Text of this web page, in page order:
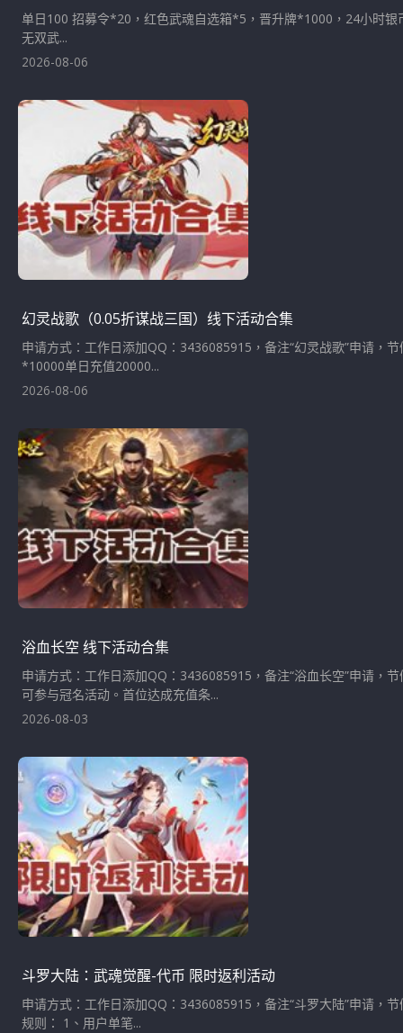
单日100 招募令*20，红色武魂自选箱*5，晋升牌*1000，24小时
无双武...
2026-08-06
幻灵战歌（0.05折谋战三国）线下活动合集
申请方式：工作日添加QQ：3436085915，备注“幻灵战歌”申请，
*10000单日充值20000...
2026-08-06
浴血长空 线下活动合集
申请方式：工作日添加QQ：3436085915，备注“浴血长空”申请，
可参与冠名活动。首位达成充值条...
2026-08-03
斗罗大陆：武魂觉醒-代币 限时返利活动
申请方式：工作日添加QQ：3436085915，备注“斗罗大陆”申请，
规则： 1、用户单笔...